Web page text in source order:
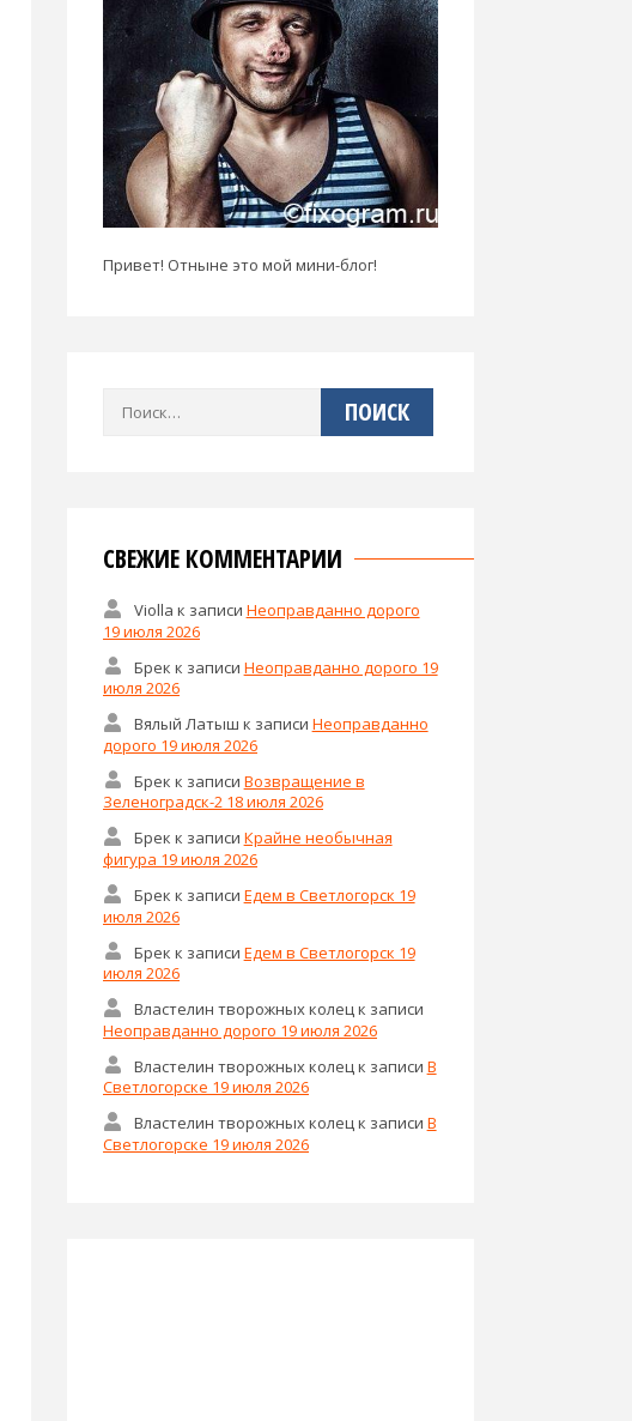
Привет! Отныне это мой мини-блог!
Найти:
СВЕЖИЕ КОММЕНТАРИИ
Violla к записи Неоправданно дорого
19 июля 2026
Брек к записи Неоправданно дорого 19
июля 2026
Вялый Латыш к записи Неоправданно
дорого 19 июля 2026
Брек к записи Возвращение в
Зеленоградск-2 18 июля 2026
Брек к записи Крайне необычная
фигура 19 июля 2026
Брек к записи Едем в Светлогорск 19
июля 2026
Брек к записи Едем в Светлогорск 19
июля 2026
Властелин творожных колецк записи
Неоправданно дорого 19 июля 2026
Властелин творожных колец к записи В
Светлогорске 19 июля 2026
Властелин творожных колецк записи В
Светлогорске 19 июля 2026